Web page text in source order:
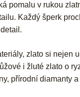
pomalu v rukou
Každý šperk
zlato si nejen
i žluté zlato o
přírodní diamanty